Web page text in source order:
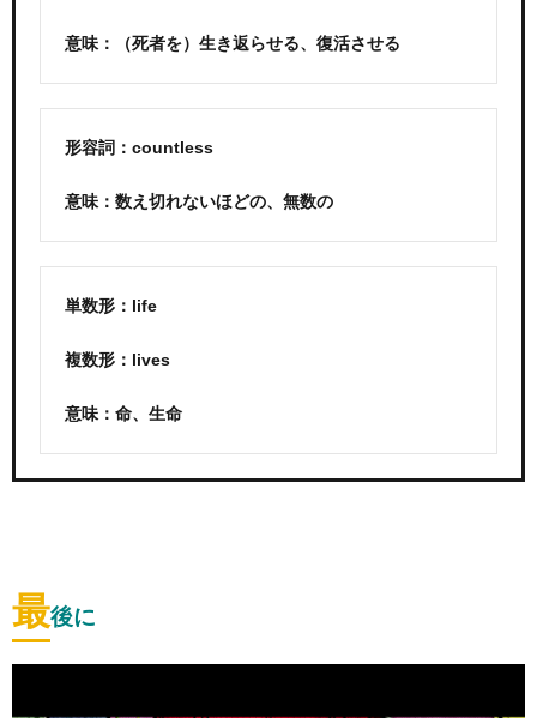
意味：（死者を）生き返らせる、復活させる
形容詞：countless
意味：数え切れないほどの、無数の
単数形：life
複数形：lives
意味：命、生命
最後に